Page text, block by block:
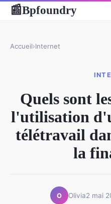
📰Bpfoundry
Accueil›Internet
Quels sont
l'utilisation
télétravail
la
O Olivia2 mai